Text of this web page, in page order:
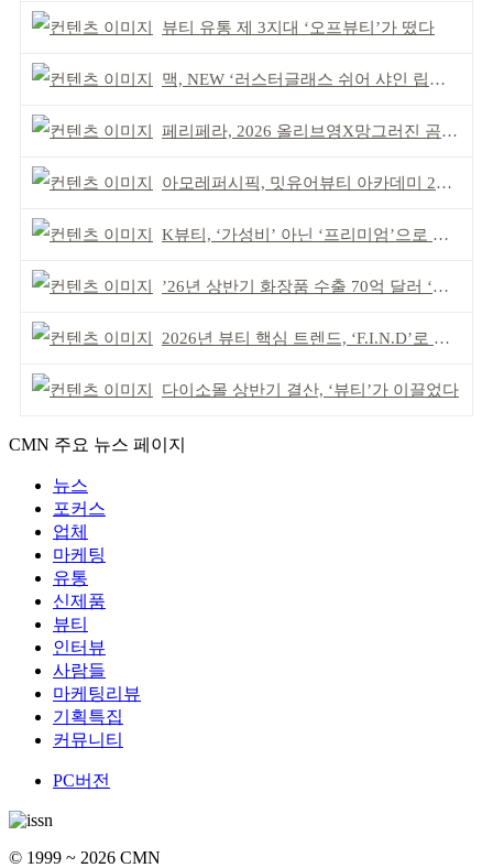
뷰티 유통 제 3지대 ‘오프뷰티’가 떴다
맥, NEW ‘러스터글래스 쉬어 샤인 립스틱’ 출시
페리페라, 2026 올리브영X망그러진 곰 콜라보
아모레퍼시픽, 밋유어뷰티 아카데미 2기 발대식
K뷰티, ‘가성비’ 아닌 ‘프리미엄’으로 승부걸어야
’26년 상반기 화장품 수출 70억 달러 ‘역대 최고’
2026년 뷰티 핵심 트렌드, ‘F.I.N.D’로 읽는다
다이소몰 상반기 결산, ‘뷰티’가 이끌었다
CMN 주요 뉴스 페이지
뉴스
포커스
업체
마케팅
유통
신제품
뷰티
인터뷰
사람들
마케팅리뷰
기획특집
커뮤니티
PC버전
© 1999 ~ 2026 CMN